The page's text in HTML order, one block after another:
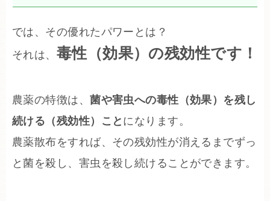
では、その優れたパワーとは？
それは、 毒性（効果）の残効性です！
農薬の特徴は、菌や害虫への毒性（効果）を残し
続ける（残効性）こと になります。
農薬散布をすれば、その残効性が消えるまでずっ
と菌を殺し、害虫を殺し続けることができます。